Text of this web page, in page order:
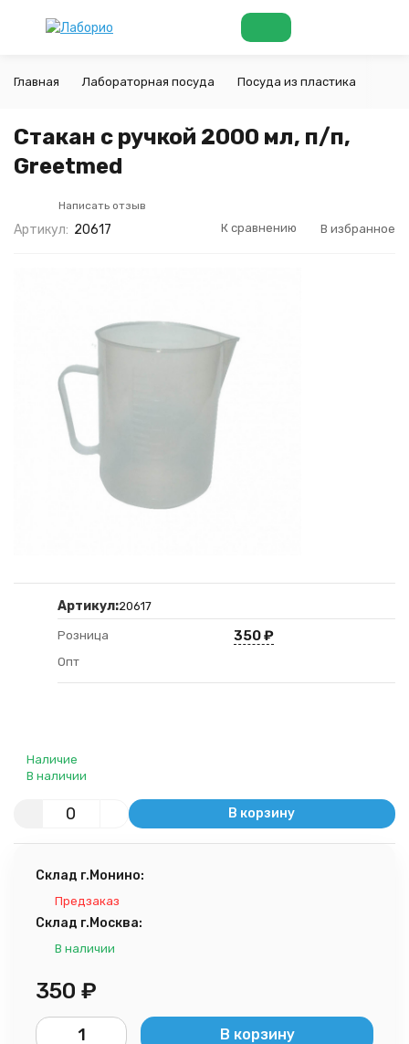
Главная Лабораторная посуда Посуда из пластика
Стакан с ручкой 2000 мл, п/п,
Greetmed
Написать отзыв
Артикул: 20617 К сравнению В избранное
Артикул:20617
Розница 350₽
Опт
Наличие
В наличии
В корзину
Склад г.Монино:
Предзаказ
Склад г.Москва:
В наличии
350 ₽
В корзину